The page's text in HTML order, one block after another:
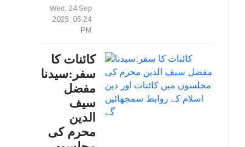
Wed, 24 Sep
2025, 06:24
PM
کائنات کا
سفر:سیدنا
مفضل
سیف
الدین
محرم کی